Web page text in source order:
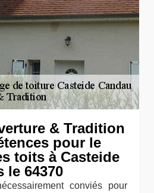
& Tradition
pour le
toits à Casteide
le 64370
conviés pour